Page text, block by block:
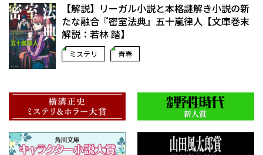
【解説】リーガル小説と本格謎解き小説の新
たな融合――『密室法典』五十嵐律人【文庫巻末
解説：若林 踏】
ミステリ 青春